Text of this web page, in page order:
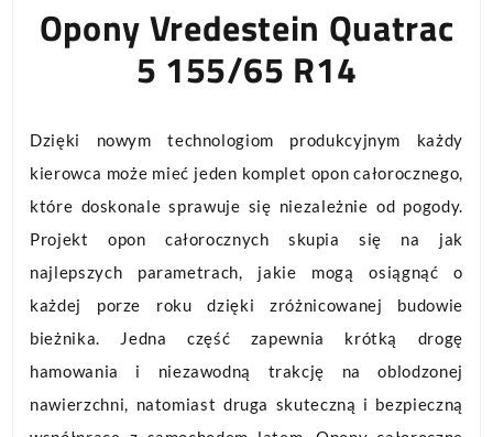
Opony Vredestein Quatrac
5 155/65 R14
Dzięki nowym technologiom produkcyjnym każdy
kierowca może mieć jeden komplet opon całorocznego,
które doskonale sprawuje się niezależnie od pogody.
Projekt opon całorocznych skupia się na jak
najlepszych parametrach, jakie mogą osiągnąć o
każdej porze roku dzięki zróżnicowanej budowie
bieżnika. Jedna część zapewnia krótką drogę
hamowania i niezawodną trakcję na oblodzonej
nawierzchni, natomiast druga skuteczną i bezpieczną